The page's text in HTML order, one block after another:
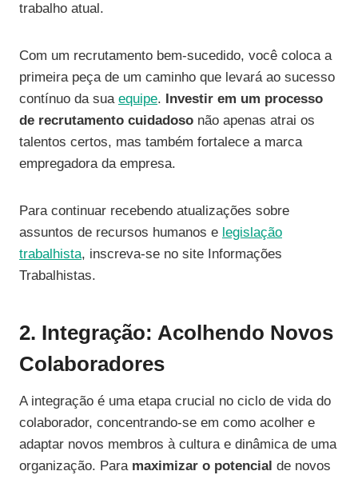
trabalho atual.
Com um recrutamento bem-sucedido, você coloca a
primeira peça de um caminho que levará ao sucesso
contínuo da sua equipe.
Investir em um processo
de recrutamento cuidadoso não apenas atrai os
talentos certos, mas também fortalece a marca
empregadora da empresa.
Para continuar recebendo atualizações sobre
assuntos de recursos humanos e legislação
trabalhista, inscreva-se no site Informações
Trabalhistas.
2. Integração: Acolhendo Novos
Colaboradores
A integração é uma etapa crucial no ciclo de vida do
colaborador, concentrando-se em como acolher e
adaptar novos membros à cultura e dinâmica de uma
organização. Para maximizar o potencial de novos